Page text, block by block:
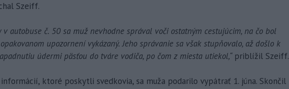
Szeiff.
v autobuse č. 50 sa muž nevhodne správal voči ostatným cestujúcim, na čo bol
upozornení vykázaný. Jeho správanie sa však stupňovalo, až došlo k
údermi päsťou do tváre vodiča, po čom z miesta utiekol,“ priblížil Szeiff.
informácií, ktoré poskytli svedkovia, sa muža podarilo vypátrať 1. júna. Skončil